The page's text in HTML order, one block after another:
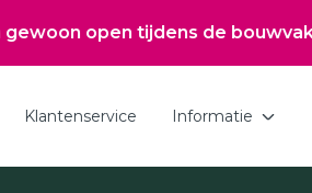
open tijdens de bouwvak, do &
Klantenservice Informatie